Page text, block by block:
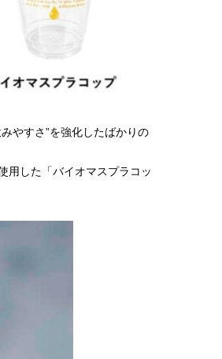
やすさ”を強化したばかりの
用した「バイオマスプラコッ